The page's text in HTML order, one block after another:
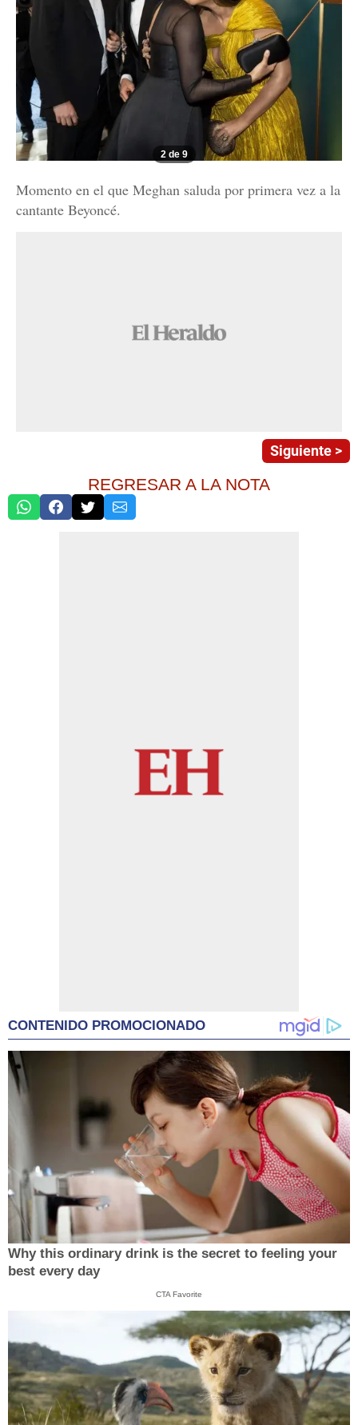
2 de 9
Momento en el que Meghan saluda por primera vez a la
cantante Beyoncé.
Siguiente >
REGRESAR A LA NOTA
CONTENIDO PROMOCIONADO
Why this ordinary drink is the secret to feeling your
best every day
CTA Favorite